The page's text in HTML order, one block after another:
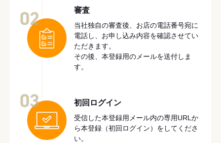
審査
当社独自の審査後、お店の電話番号宛に
電話し、お申し込み内容を確認させてい
ただきます。
その後、本登録用のメールを送付しま
す。
初回ログイン
受信した本登録用メール内の専用URLか
ら本登録（初回ログイン）をしてくださ
い。